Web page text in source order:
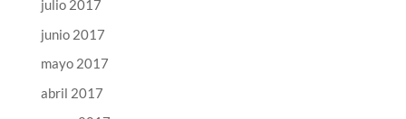
julio 2017
junio 2017
mayo 2017
abril 2017